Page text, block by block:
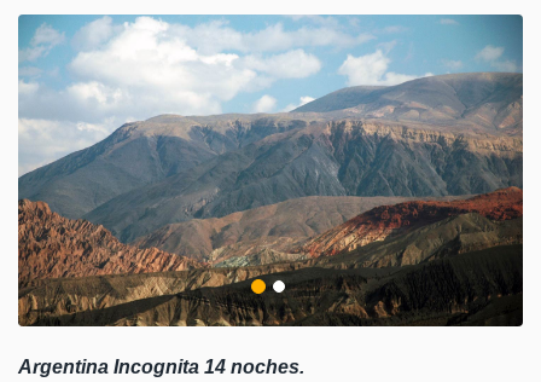
Argentina Incognita 14 noches.